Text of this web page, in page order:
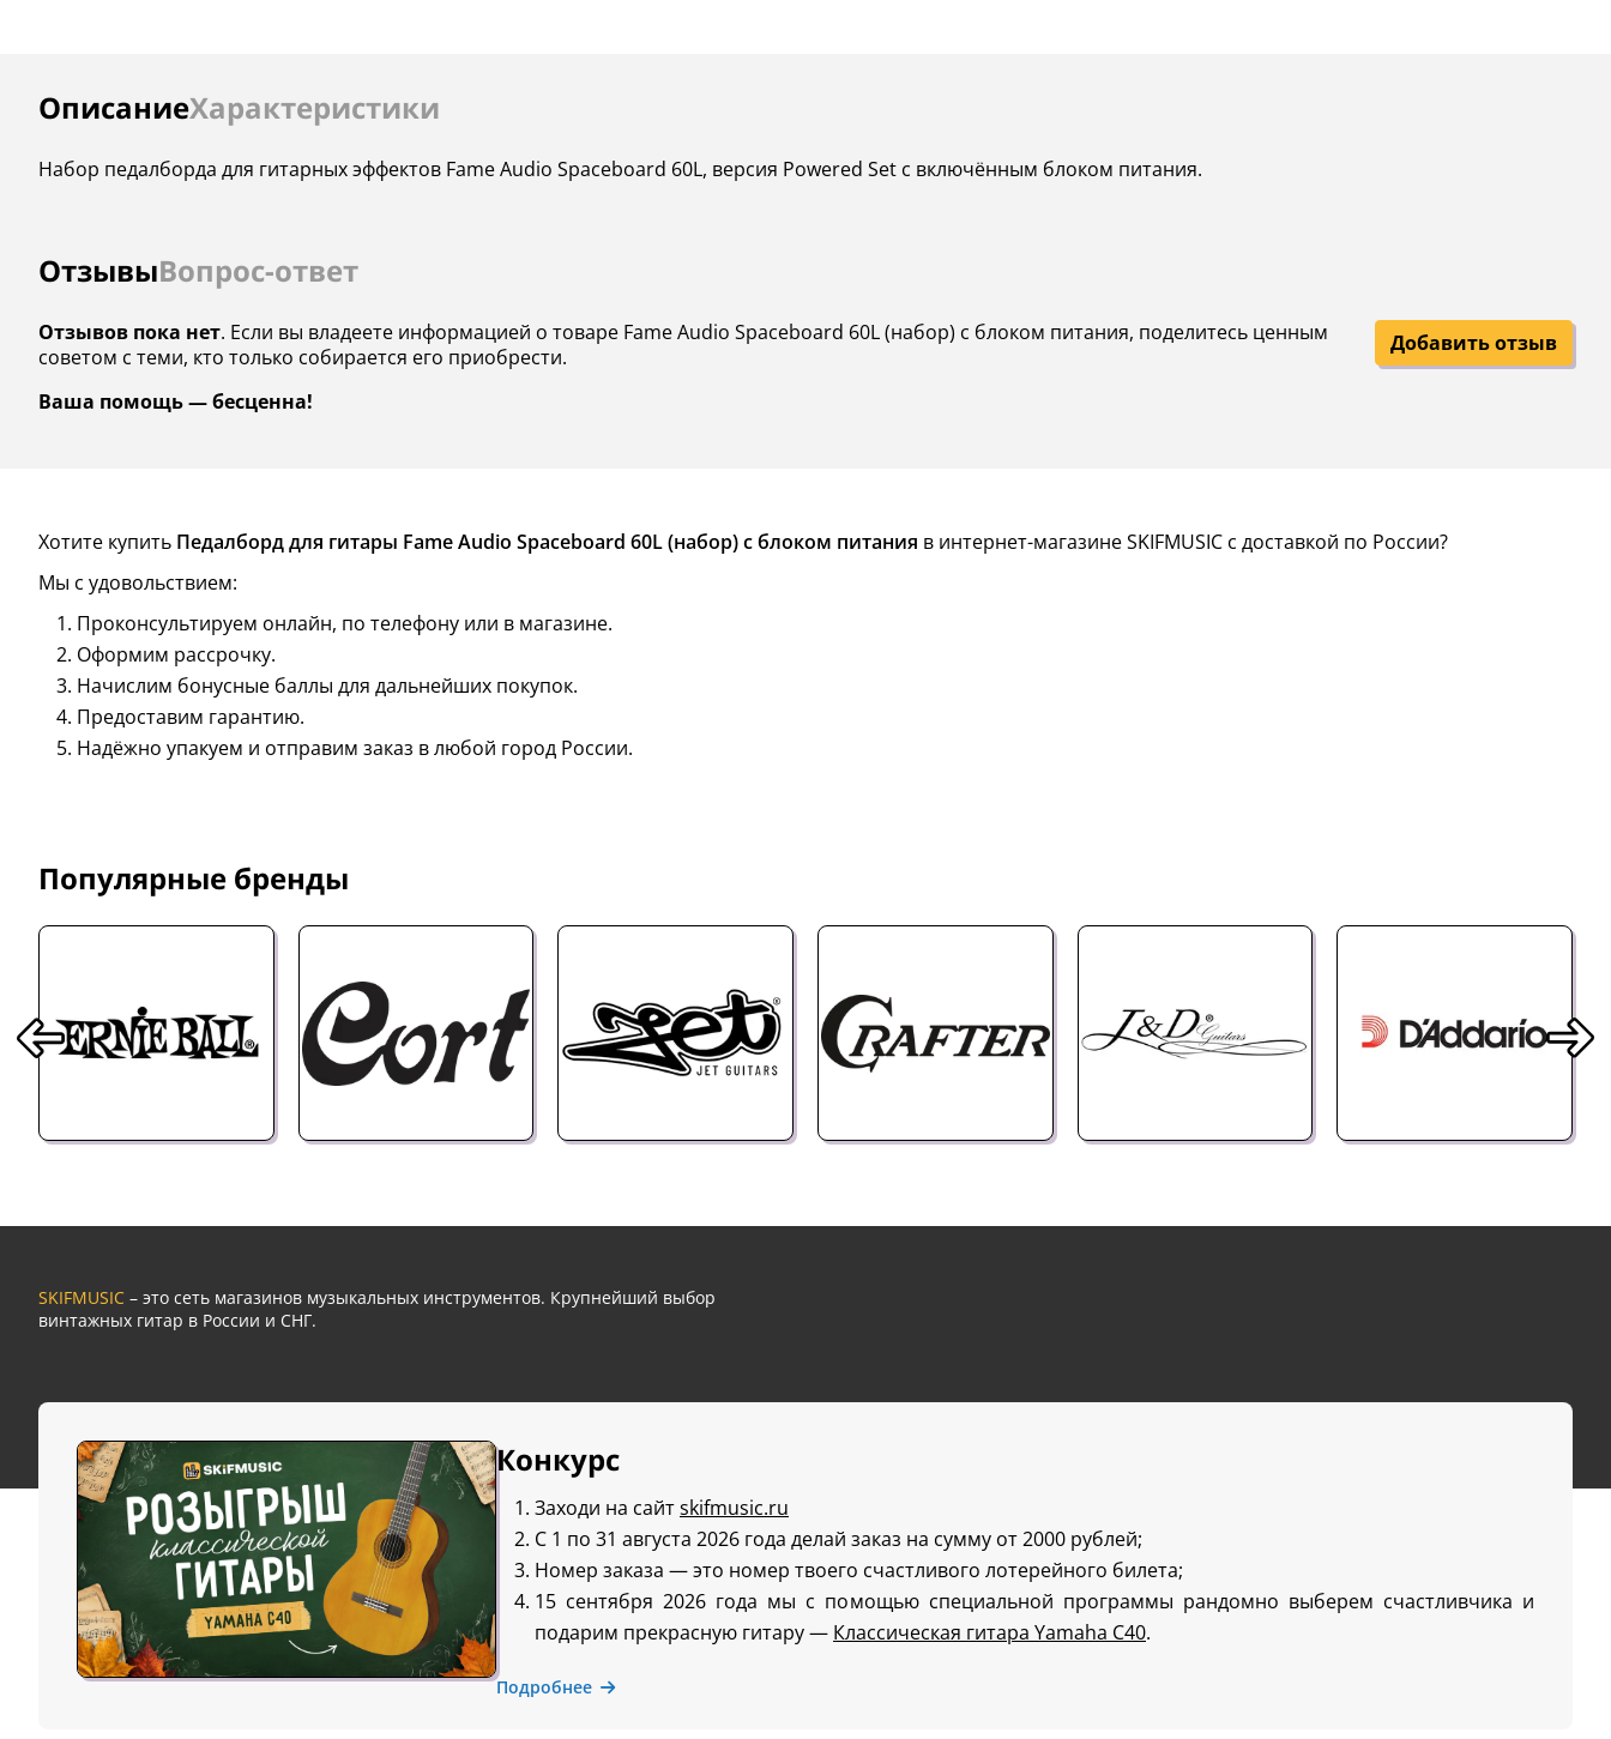
ОписаниеХарактеристики
Инструкции
Набор педалборда для гитарных эффектов Fame Audio Spaceboard 60L, версия Powered Set с включённым блоком питания.
ОтзывыВопрос-ответ
Отзывов пока нет. Если вы владеете информацией о товаре Fame Audio Spaceboard 60L (набор) с блоком питания, поделитесь ценным
советом с теми, кто только собирается его приобрести.
Ваша помощь — бесценна!
Добавить отзыв
Хотите купить Педалборд для гитары Fame Audio Spaceboard 60L (набор) с блоком питания в интернет-магазине SKIFMUSIC с доставкой по России?
Мы с удовольствием:
Проконсультируем онлайн, по телефону или в магазине.
Оформим рассрочку.
Начислим бонусные баллы для дальнейших покупок.
Предоставим гарантию.
Надёжно упакуем и отправим заказ в любой город России.
Популярные бренды
SKIFMUSIC – это сеть магазинов музыкальных инструментов. Крупнейший выбор
винтажных гитар в России и СНГ.
Конкурс
Заходи на сайтskifmusic.ru
С 1 по 31 августа 2026 года делай заказ на сумму от 2000 рублей;
Номер заказа — это номер твоего счастливого лотерейного билета;
15 сентября 2026 года мы с помощью специальной программы рандомно выберем счастливчика и
подарим прекрасную гитару — Классическая гитара Yamaha C40.
Подробнее